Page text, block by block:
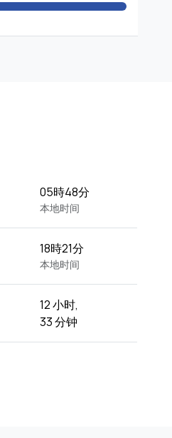
05時48分
本地时间
18時21分
本地时间
12 小时,
33 分钟